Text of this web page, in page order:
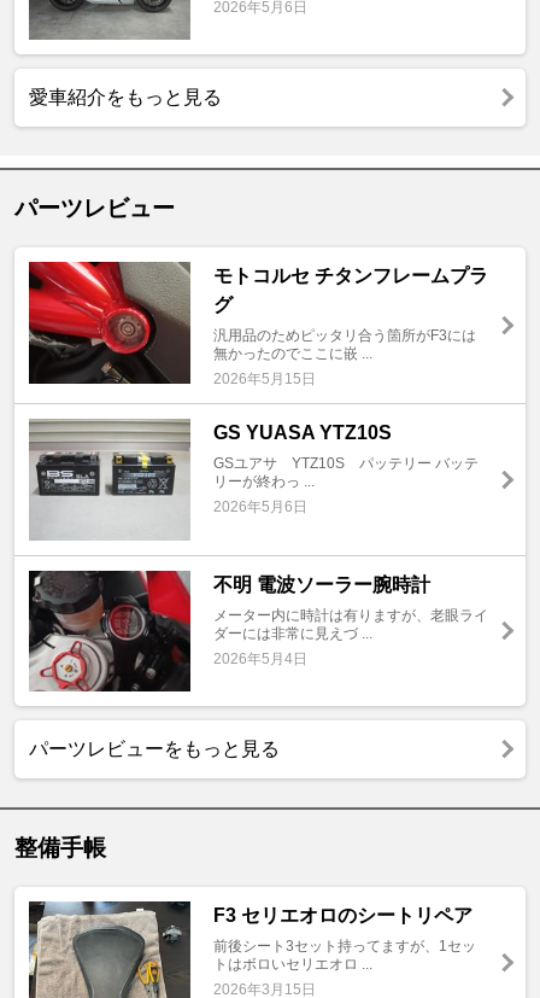
2026年5月6日
愛車紹介をもっと見る
パーツレビュー
モトコルセ チタンフレームプラ
グ
汎用品のためピッタリ合う箇所がF3には
無かったのでここに嵌 ...
2026年5月15日
GS YUASA YTZ10S
GSユアサ YTZ10S パッテリー バッテ
リーが終わっ ...
2026年5月6日
不明 電波ソーラー腕時計
メーター内に時計は有りますが、老眼ライ
ダーには非常に見えづ ...
2026年5月4日
パーツレビューをもっと見る
整備手帳
F3 セリエオロのシートリペア
前後シート3セット持ってますが、1セッ
トはボロいセリエオロ ...
2026年3月15日